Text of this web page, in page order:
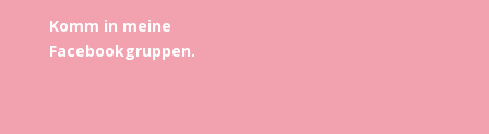
Komm in meine
Facebookgruppen.